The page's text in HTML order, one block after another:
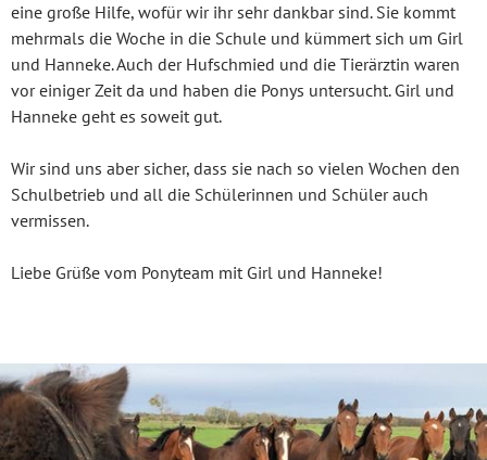
eine große Hilfe, wofür wir ihr sehr dankbar sind. Sie kommt
mehrmals die Woche in die Schule und kümmert sich um Girl
und Hanneke. Auch der Hufschmied und die Tierärztin waren
vor einiger Zeit da und haben die Ponys untersucht. Girl und
Hanneke geht es soweit gut.
Wir sind uns aber sicher, dass sie nach so vielen Wochen den
Schulbetrieb und all die Schülerinnen und Schüler auch
vermissen.
Liebe Grüße vom Ponyteam mit Girl und Hanneke!